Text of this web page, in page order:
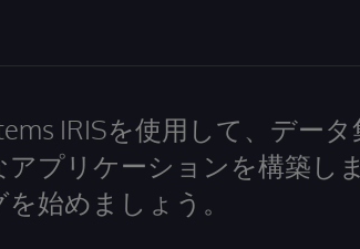
IRISを使用して、デー
アプリケーションを構築し
始めましょう。